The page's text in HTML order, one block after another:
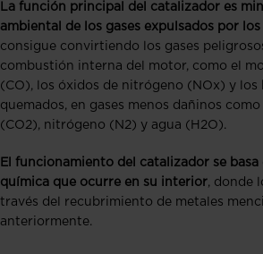
La función principal del catalizador es
ambiental de los gases expulsados por
consigue convirtiendo los gases
combustión interna del motor, como el
(CO), los óxidos de nitrógeno (NOx) y
quemados, en gases menos dañinos
(CO2), nitrógeno (N2) y agua (H2O).
El funcionamiento del catalizador se basa
química que ocurre en su interior, donde
través del recubrimiento de metales
anteriormente.